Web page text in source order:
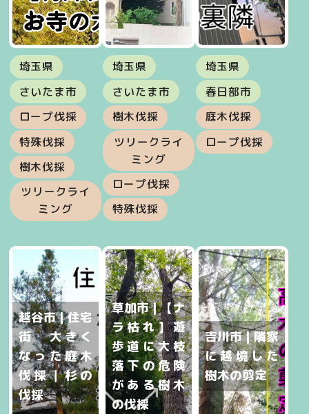
埼玉県
さいたま市
ロープ伐採
特殊伐採
樹木伐採
ツリークライ
ミング
埼玉県
さいたま市
樹木伐採
ツリークライ
ミング
ロープ伐採
特殊伐採
埼玉県
春日部市
庭木伐採
ロープ伐採
越谷市 | 住宅
街 大きく
なった庭木
伐採｜杉の
伐採
草加市 | 【ナ
ラ枯れ】遊
歩道に大枝
落下の危険
がある樹木
の伐採
吉川市 | 隣家
に越境した
樹木の剪定